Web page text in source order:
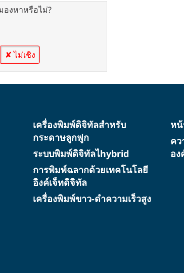
งหาหรือไม่?
✘ ไม่เชิง
เครื่องพิมพ์ดิจิทัลสำหรับ
กระดาษลูกฟูก
ระบบพิมพ์ดิจิทัลไhybrid
การพิมพ์ฉลากด้วยเทคโนโลยี
อิงค์เจ็ทดิจิทัล
เครื่องพิมพ์ขาว-ดำความเร็วสูง
ห
ค
อง